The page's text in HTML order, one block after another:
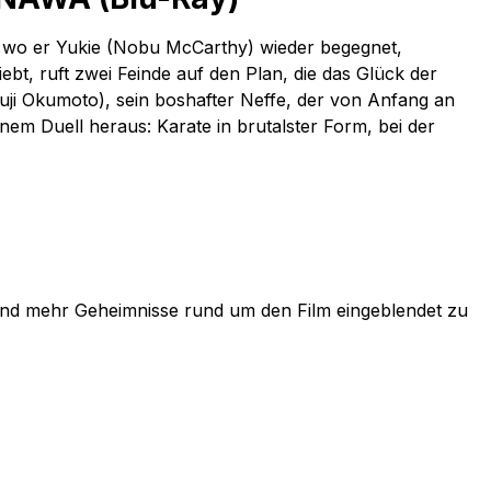
er Yukie (Nobu McCarthy) wieder begegnet,
ruft zwei Feinde auf den Plan, die das Glück der
Okumoto), sein boshafter Neffe, der von Anfang an
Duell heraus: Karate in brutalster Form, bei der
mehr Geheimnisse rund um den Film eingeblendet zu